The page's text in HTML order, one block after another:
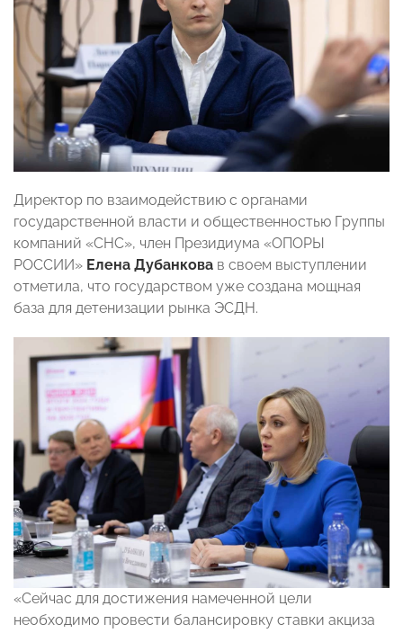
Директор по взаимодействию с органами
государственной власти и общественностью Группы
компаний «СНС», член Президиума «ОПОРЫ
РОССИИ» Елена Дубанкова в своем выступлении
отметила, что государством уже создана мощная
база для детенизации рынка ЭСДН.
«Сейчас для достижения намеченной цели
необходимо провести балансировку ставки акциза